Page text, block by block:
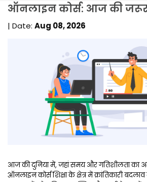
ऑनलाइन कोर्स: आज की
| Date: Aug 08, 2026
आज की दुनिया में, जहां समय और गतिशीलता का
ऑनलाइन कोर्स शिक्षा के क्षेत्र में क्रांतिकारी बदलाव